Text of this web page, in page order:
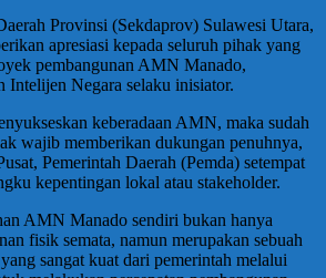
Provinsi (Sekdaprov) Sulawesi Utara,
apresiasi kepada seluruh pihak yang
pembangunan AMN Manado,
Intelijen Negara selaku inisiator.
keberadaan AMN, maka sudah
wajib memberikan dukungan penuhnya,
Pemerintah Daerah (Pemda) setempat
kepentingan lokal atau stakeholder.
AMN Manado sendiri bukan hanya
fisik semata, namun merupakan sebuah
sangat kuat dari pemerintah melalui